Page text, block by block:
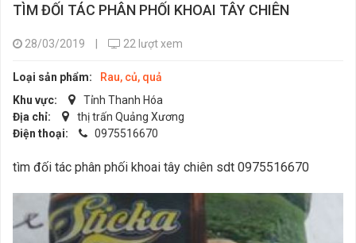
TÌM ĐỐI TÁC PHÂN PHỐI KHOAI TÂY CHIÊN
28/03/2019 22 lượt xem
Loại sản phẩm:
Rau, củ, quả
Khu vực:
Tỉnh Thanh Hóa
Địa chỉ:
thị trấn Quảng Xương
Điện thoại:
0975516670
tìm đối tác phân phối khoai tây chiên sdt 0975516670